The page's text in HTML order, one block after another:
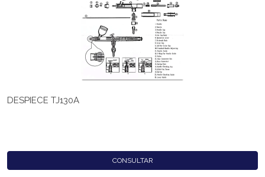
DESPIECE TJ130A
CONSULTAR